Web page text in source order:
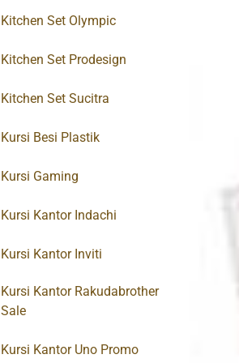
Kitchen Set Olympic
Kitchen Set Prodesign
Kitchen Set Sucitra
Kursi Besi Plastik
Kursi Gaming
Kursi Kantor Indachi
Kursi Kantor Inviti
Kursi Kantor Rakudabrother
Sale
Kursi Kantor Uno Promo